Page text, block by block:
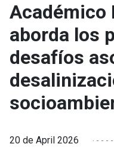
Académico
aborda los
desafíos
20 de April 2026